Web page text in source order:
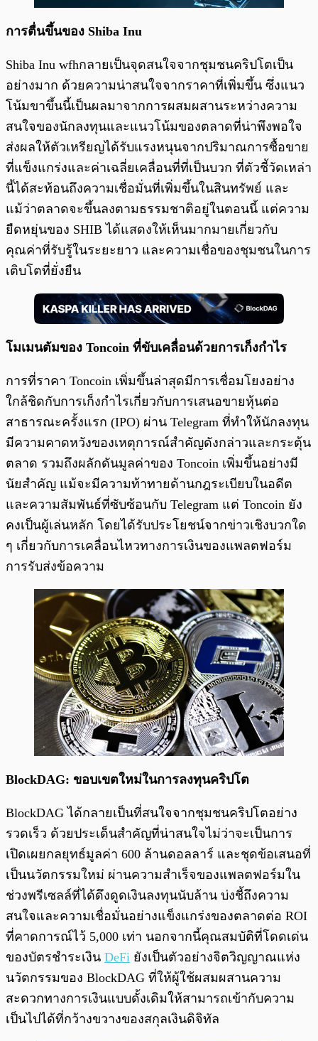
การตื่นขึ้นของ Shiba Inu
Shiba Inu wfhกลายเป็นจุดสนใจจากชุมชนคริปโตเป็น
อย่างมาก ด้วยความน่าสนใจจากราคาที่เพิ่มขึ้น ซึ่งแนว
โน้มขาขึ้นนี้เป็นผลมาจากการผสมผสานระหว่างความ
สนใจของนักลงทุนและแนวโน้มของตลาดที่น่าพึงพอใจ
ส่งผลให้ตัวเหรียญได้รับแรงหนุนจากปริมาณการซื้อขาย
ที่แข็งแกร่งและค่าเฉลี่ยเคลื่อนที่ที่เป็นบวก ที่ตัวชี้วัดเหล่า
นี้ได้สะท้อนถึงความเชื่อมั่นที่เพิ่มขึ้นในสินทรัพย์ และ
แม้ว่าตลาดจะขึ้นลงตามธรรมชาติอยู่ในตอนนี้ แต่ความ
ยืดหยุ่นของ SHIB ได้แสดงให้เห็นมากมายเกี่ยวกับ
คุณค่าที่รับรู้ในระยะยาว และความเชื่อของชุมชนในการ
เติบโตที่ยั่งยืน​
โมเมนตัมของ Toncoin ที่ขับเคลื่อนด้วยการเก็งกำไร
การที่ราคา Toncoin เพิ่มขึ้นล่าสุดมีการเชื่อมโยงอย่าง
ใกล้ชิดกับการเก็งกำไรเกี่ยวกับการเสนอขายหุ้นต่อ
สาธารณะครั้งแรก (IPO) ผ่าน Telegram ที่ทำให้นักลงทุน
มีความคาดหวังของเหตุการณ์สำคัญดังกล่าวและกระตุ้น
ตลาด รวมถึงผลักดันมูลค่าของ Toncoin เพิ่มขึ้นอย่างมี
นัยสำคัญ แม้จะมีความท้าทายด้านกฎระเบียบในอดีต
และความสัมพันธ์ที่ซับซ้อนกับ Telegram แต่ Toncoin ยัง
คงเป็นผู้เล่นหลัก โดยได้รับประโยชน์จากข่าวเชิงบวกใด
ๆ เกี่ยวกับการเคลื่อนไหวทางการเงินของแพลตฟอร์ม
การรับส่งข้อความ
BlockDAG: ขอบเขตใหม่ในการลงทุนคริปโต
BlockDAG ได้กลายเป็นที่สนใจจากชุมชนคริปโตอย่าง
รวดเร็ว ด้วยประเด็นสำคัญที่น่าสนใจไม่ว่าจะเป็นการ
เปิดเผยกลยุทธ์มูลค่า 600 ล้านดอลลาร์ และชุดข้อเสนอที่
เป็นนวัตกรรมใหม่ ผ่านความสำเร็จของแพลตฟอร์มใน
ช่วงพรีเซลล์ที่ได้ดึงดูดเงินลงทุนนับล้าน บ่งชี้ถึงความ
สนใจและความเชื่อมั่นอย่างแข็งแกร่งของตลาดต่อ ROI
ที่คาดการณ์ไว้ 5,000 เท่า นอกจากนี้คุณสมบัติที่โดดเด่น
ของบัตรชำระเงิน DeFi ยังเป็นตัวอย่างจิตวิญญาณแห่ง
นวัตกรรมของ BlockDAG ที่ให้ผู้ใช้ผสมผสานความ
สะดวกทางการเงินแบบดั้งเดิมให้สามารถเข้ากับความ
เป็นไปได้ที่กว้างขวางของสกุลเงินดิจิทัล